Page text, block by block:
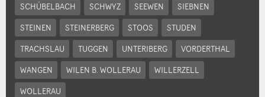
SCHÜBELBACH
SCHWYZ SEEWEN
SIEBNEN
STEINEN
STEINERBERG STOOS
STUDEN
TRACHSLAU
TUGGEN UNTERIBERG
VORDERTHAL
WANGEN
WILEN B. WOLLERAU
WILLERZELL
WOLLERAU